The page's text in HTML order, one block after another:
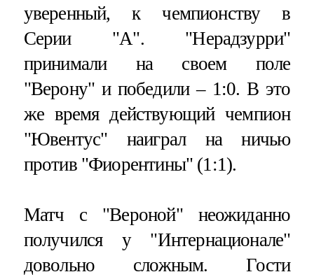
уверенный, к чемпионству в
Серии "А". "Нерадзурри"
принимали на своем поле
"Верону" и победили – 1:0. В это
же время действующий чемпион
"Ювентус" наиграл на ничью
против "Фиорентины" (1:1).
Матч с "Вероной" неожиданно
получился у "Интернационале"
довольно сложным. Гости